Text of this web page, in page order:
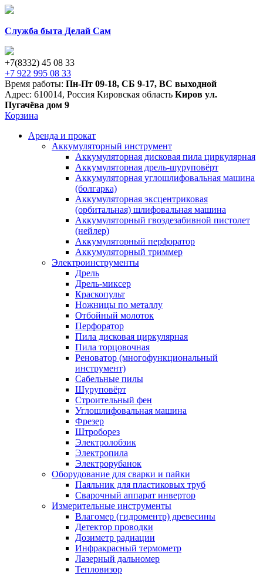
Служба быта Делай Сам
+7(8332) 45 08 33
+7 922 995 08 33
Время работы: Пн-Пт 09-18, СБ 9-17, ВС выходной
Адрес: 610014, Россия Кировская область Киров ул.
Пугачёва дом 9
Корзина
Аренда и прокат
Аккумуляторный инструмент
Аккумуляторная дисковая пила циркулярная
Аккумуляторная дрель-шуруповёрт
Аккумуляторная углошлифовальная машина
(болгарка)
Аккумуляторная эксцентриковая
(орбитальная) шлифовальная машина
Аккумуляторный гвоздезабивной пистолет
(нейлер)
Аккумуляторный перфоратор
Аккумуляторный триммер
Электроинструменты
Дрель
Дрель-миксер
Краскопульт
Ножницы по металлу
Отбойный молоток
Перфоратор
Пила дисковая циркулярная
Пила торцовочная
Реноватор (многофункциональный
инструмент)
Сабельные пилы
Шуруповёрт
Строительный фен
Углошлифовальная машина
Фрезер
Штроборез
Электролобзик
Электропила
Электрорубанок
Оборудование для сварки и пайки
Паяльник для пластиковых труб
Сварочный аппарат инвертор
Измерительные инструменты
Влагомер (гидроментр) древесины
Детектор проводки
Дозиметр радиации
Инфракрасный термометр
Лазерный дальномер
Тепловизор